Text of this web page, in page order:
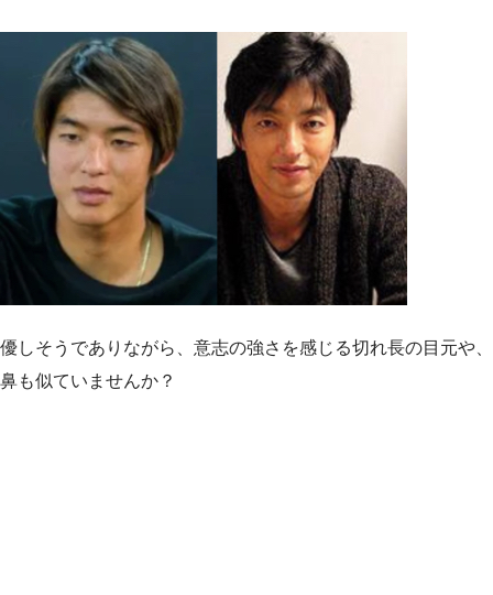
優しそうでありながら、意志の強さを感じる切れ長の目元や、
鼻も似ていませんか？